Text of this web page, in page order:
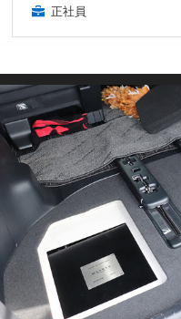
正社員